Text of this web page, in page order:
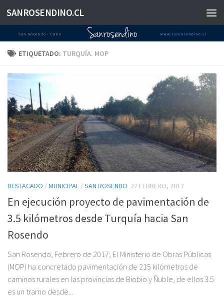
Saltar al contenido
SANROSENDINO.CL
ETIQUETADO: TURQUÍA. MOP
DESTACADO /MUNICIPAL /SAN ROSENDO 27 FEBRERO, 2017
En ejecución proyecto de pavimentación de
3.5 kilómetros desde Turquía hacia San
Rosendo
San Rosendo, Febrero de 2017; El Ministerio de Obras Públicas
(MOP) ha concretado pavimentación de 215 kilómetros de
caminos rurales en las provincias de Biobío y Ñuble, de ellos 3.5
es un tramo desde...